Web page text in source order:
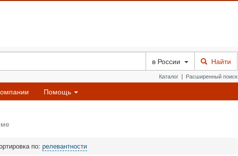
в России Найти
Каталог | Расширенный поиск
Помощь
по: релевантности